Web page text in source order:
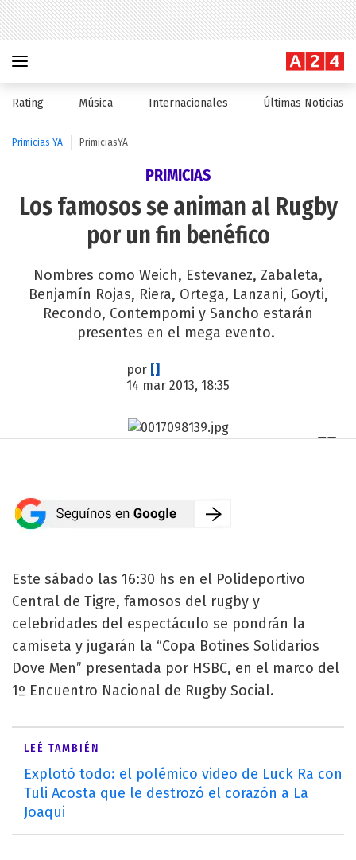
Rating Música Internacionales Últimas Noticias
Primicias YA PrimiciasYA
PRIMICIAS
Los famosos se animan al Rugby
por un fin benéfico
Nombres como Weich, Estevanez, Zabaleta,
Benjamín Rojas, Riera, Ortega, Lanzani, Goyti,
Recondo, Contempomi y Sancho estarán
presentes en el mega evento.
por []
14 mar 2013, 18:35
Este sábado las 16:30 hs en el Polideportivo
Central de Tigre, famosos del rugby y
celebridades del espectáculo se pondrán la
camiseta y jugarán la “Copa Botines Solidarios
Dove Men” presentada por HSBC, en el marco del
1º Encuentro Nacional de Rugby Social.
LEÉ TAMBIÉN
Explotó todo: el polémico video de Luck Ra con
Tuli Acosta que le destrozó el corazón a La
Joaqui